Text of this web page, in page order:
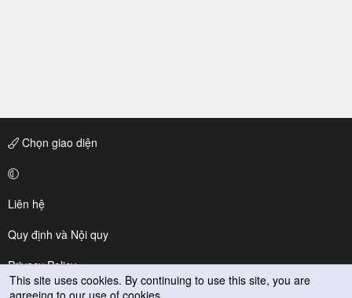
Chọn giao diện
Liên hệ
Quy định và Nội quy
Privacy Policy
This site uses cookies. By continuing to use this site, you are
agreeing to our use of cookies.